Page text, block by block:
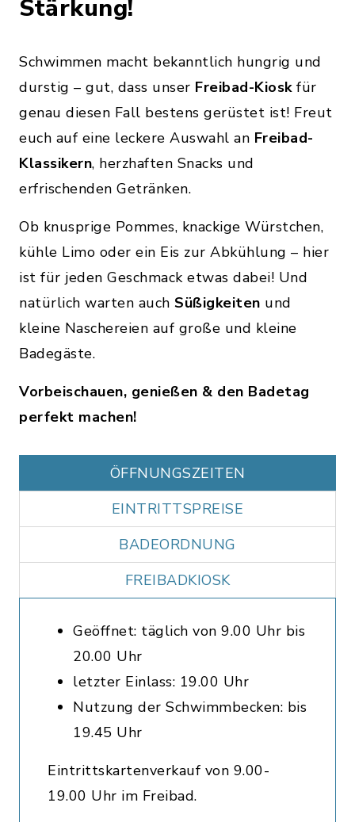
Stärkung!
Schwimmen macht bekanntlich hungrig und
durstig – gut, dass unser Freibad-Kioskfür
genau diesen Fall bestens gerüstet ist! Freut
euch auf eine leckere Auswahl an Freibad-
Klassikern, herzhaften Snacks und
erfrischenden Getränken.
Ob knusprige Pommes, knackige Würstchen,
kühle Limo oder ein Eis zur Abkühlung – hier
ist für jeden Geschmack etwas dabei! Und
natürlich warten auch Süßigkeiten und
kleine Naschereien auf große und kleine
Badegäste.
Vorbeischauen, genießen & den Badetag
perfekt machen!
ÖFFNUNGSZEITEN
EINTRITTSPREISE
BADEORDNUNG
FREIBADKIOSK
Geöffnet: täglich von 9.00 Uhr bis
20.00 Uhr
letzter Einlass: 19.00 Uhr
Nutzung der Schwimmbecken: bis
19.45 Uhr
Eintrittskartenverkauf von 9.00-
19.00 Uhr im Freibad.